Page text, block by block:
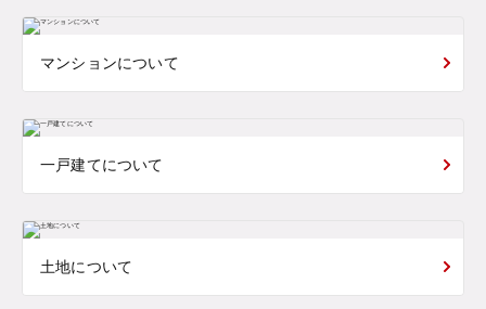
マンションについて
一戸建てについて
土地について